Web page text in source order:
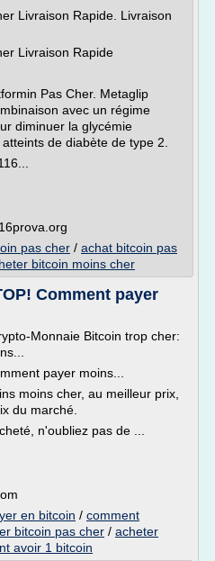
Livraison Rapide. Livraison
Livraison Rapide
Pas Cher. Metaglip
avec un régime
diminuer la glycémie
de diabète de type 2.
pas cher / achat bitcoin pas
bitcoin moins cher
Comment payer
Monnaie Bitcoin trop cher:
payer moins...
moins cher, au meilleur prix,
du marché.
n'oubliez pas de ...
en bitcoin / comment
bitcoin pas cher / acheter
avoir 1 bitcoin